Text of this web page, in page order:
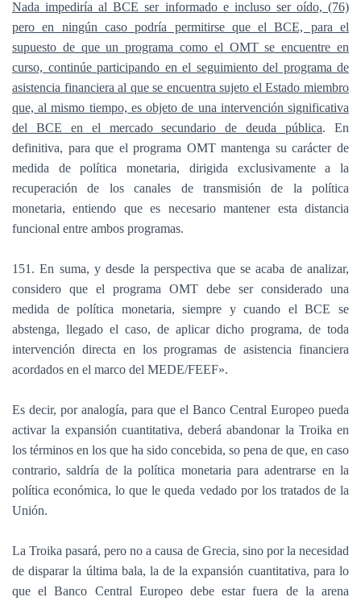
Nada impediría al BCE ser informado e incluso ser oído, (76)
pero en ningún caso podría permitirse que el BCE, para el
supuesto de que un programa como el OMT se encuentre en
curso, continúe participando en el seguimiento del programa de
asistencia financiera al que se encuentra sujeto el Estado miembro
que, al mismo tiempo, es objeto de una intervención significativa
del BCE en el mercado secundario de deuda pública. En
definitiva, para que el programa OMT mantenga su carácter de
medida de política monetaria, dirigida exclusivamente a la
recuperación de los canales de transmisión de la política
monetaria, entiendo que es necesario mantener esta distancia
funcional entre ambos programas.
151. En suma, y desde la perspectiva que se acaba de analizar,
considero que el programa OMT debe ser considerado una
medida de política monetaria, siempre y cuando el BCE se
abstenga, llegado el caso, de aplicar dicho programa, de toda
intervención directa en los programas de asistencia financiera
acordados en el marco del MEDE/FEEF».
Es decir, por analogía, para que el Banco Central Europeo pueda
activar la expansión cuantitativa, deberá abandonar la Troika en
los términos en los que ha sido concebida, so pena de que, en caso
contrario, saldría de la política monetaria para adentrarse en la
política económica, lo que le queda vedado por los tratados de la
Unión.
La Troika pasará, pero no a causa de Grecia, sino por la necesidad
de disparar la última bala, la de la expansión cuantitativa, para lo
que el Banco Central Europeo debe estar fuera de la arena